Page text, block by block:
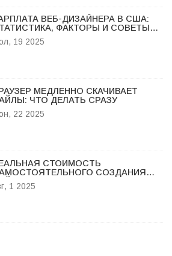
ВЕБ-ДИЗАЙНЕРА В США:
ФАКТОРЫ И СОВЕТЫ
РАБОТЕ
19 2025
МЕДЛЕННО СКАЧИВАЕТ
ЧТО ДЕЛАТЬ СРАЗУ
22 2025
СТОИМОСТЬ
СОЗДАНИЯ
ОБЗОР ЦЕН, ШАГОВ И
КАМНЕЙ
1 2025